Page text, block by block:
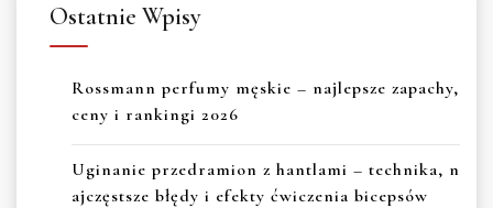
Ostatnie Wpisy
Rossmann perfumy męskie – najlepsze zapachy,
ceny i rankingi 2026
Uginanie przedramion z hantlami – technika, n
ajczęstsze błędy i efekty ćwiczenia bicepsów